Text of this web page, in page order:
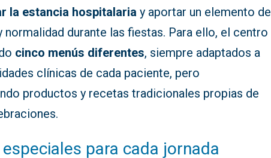
la estancia hospitalaria y aportar un elemento de
normalidad durante las fiestas. Para ello, el centro
cinco menús diferentes, siempre adaptados a
clínicas de cada paciente, pero
productos y recetas tradicionales propias de
para cada jornada